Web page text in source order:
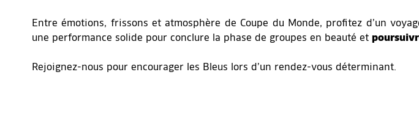
Entre émotions, frissons et atmosphère de Coupe du Monde, profitez d’un
une performance solide pour conclure la phase de groupes en beauté et
Rejoignez-nous pour encourager les Bleus lors d’un rendez-vous déterminant.